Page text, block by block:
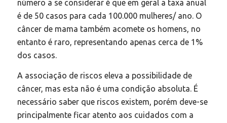
número a se considerar é que em geral a taxa anual
é de 50 casos para cada 100.000 mulheres/ ano. O
câncer de mama também acomete os homens, no
entanto é raro, representando apenas cerca de 1%
dos casos.
A associação de riscos eleva a possibilidade de
câncer, mas esta não é uma condição absoluta. É
necessário saber que riscos existem, porém deve-se
principalmente ficar atento aos cuidados com a